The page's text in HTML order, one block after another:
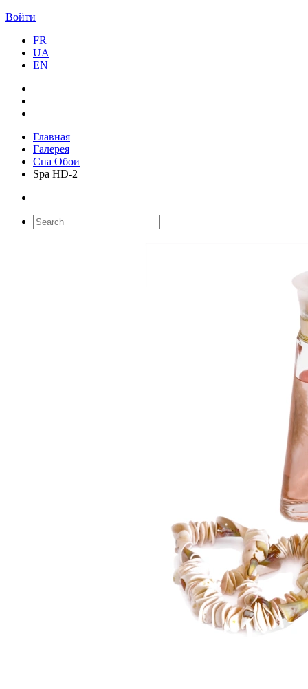
Войти
FR
UA
EN
Главная
Галерея
Спа Обои
Spa HD-2